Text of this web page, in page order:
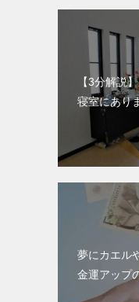
【3分解説
寝室にあり
夢にカエル
金運アップ